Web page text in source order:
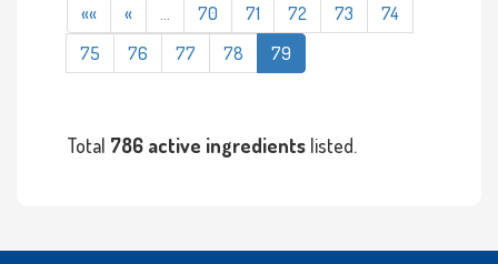
«« « 70 71 72 73
74
75
76 77 78 79
Total 786 active ingredients listed.